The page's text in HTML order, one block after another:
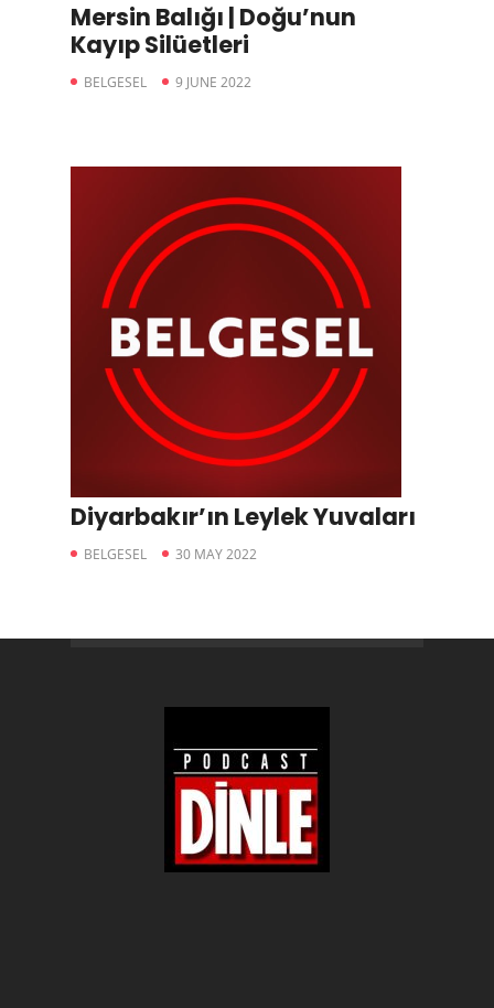
Mersin Balığı | Doğu’nun
Kayıp Silüetleri
BELGESEL 9 JUNE 2022
Diyarbakır’ın Leylek Yuvaları
BELGESEL 30 MAY 2022